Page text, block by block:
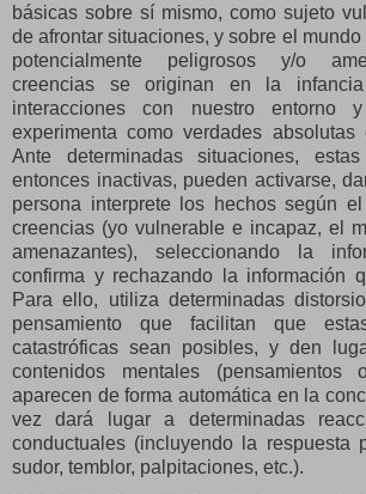
básicas sobre sí mismo, como sujeto
de afrontar situaciones, y sobre el
potencialmente peligrosos y/o
creencias se originan en la
interacciones con nuestro entorno
experimenta como verdades absolutas
Ante determinadas situaciones,
entonces inactivas, pueden activarse,
persona interprete los hechos según
creencias (yo vulnerable e incapaz, el
amenazantes), seleccionando la
confirma y rechazando la información
Para ello, utiliza determinadas
pensamiento que facilitan que
catastróficas sean posibles, y den
contenidos mentales (pensamientos
aparecen de forma automática en la
vez dará lugar a determinadas
conductuales (incluyendo la respuesta
sudor, temblor, palpitaciones, etc.).